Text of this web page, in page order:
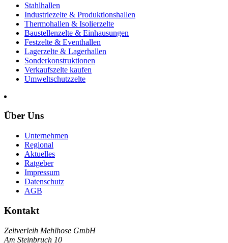
Stahlhallen
Industriezelte & Produktionshallen
Thermohallen & Isolierzelte
Baustellenzelte & Einhausungen
Festzelte & Eventhallen
Lagerzelte & Lagerhallen
Sonderkonstruktionen
Verkaufszelte kaufen
Umweltschutzzelte
Über Uns
Unternehmen
Regional
Aktuelles
Ratgeber
Impressum
Datenschutz
AGB
Kontakt
Zeltverleih Mehlhose GmbH
Am Steinbruch 10